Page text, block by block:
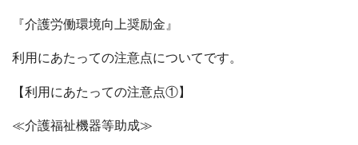
『介護労働環境向上奨励金』
利用にあたっての注意点についてです。
【利用にあたっての注意点①】
≪介護福祉機器等助成≫